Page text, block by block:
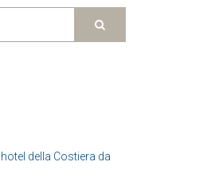
della Costiera da